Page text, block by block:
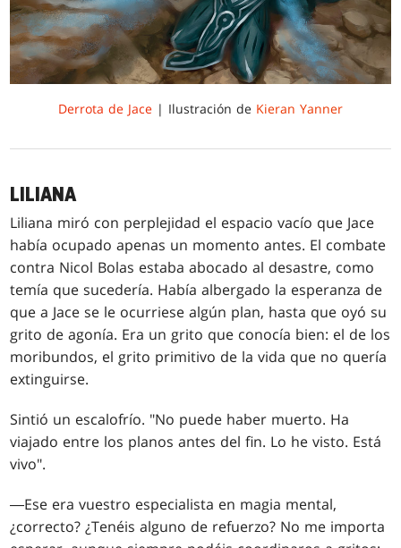
Derrota de Jace | Ilustración de Kieran Yanner
LILIANA
Liliana miró con perplejidad el espacio vacío que Jace
había ocupado apenas un momento antes. El combate
contra Nicol Bolas estaba abocado al desastre, como
temía que sucedería. Había albergado la esperanza de
que a Jace se le ocurriese algún plan, hasta que oyó su
grito de agonía. Era un grito que conocía bien: el de los
moribundos, el grito primitivo de la vida que no quería
extinguirse.
Sintió un escalofrío. "No puede haber muerto. Ha
viajado entre los planos antes del fin. Lo he visto. Está
vivo".
―Ese era vuestro especialista en magia mental,
¿correcto? ¿Tenéis alguno de refuerzo? No me importa